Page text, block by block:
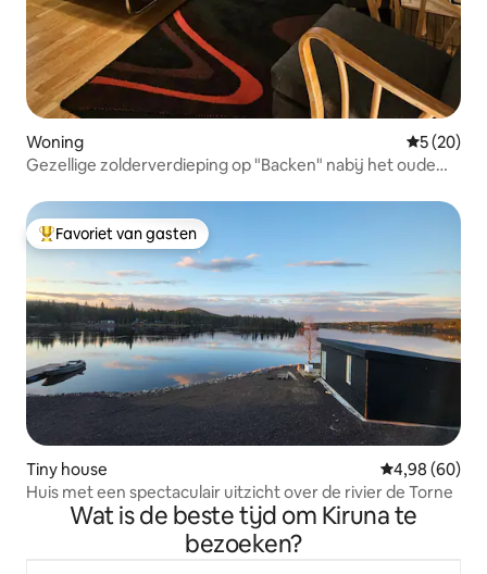
Woning
5 (20)
Gezellige zolderverdieping op "Backen" nabij het oude
Topfavoriet van gasten
Favoriet van gasten
Tiny house Gemiddelde
4,98 (60)
Huis met een spectaculair uitzicht over de rivier de Torne
Wat is de beste tijd om Kiruna te
bezoeken?